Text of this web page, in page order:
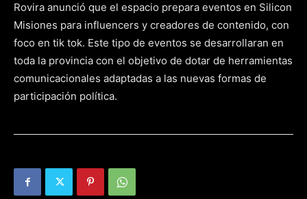
Rovira anunció que el espacio prepara eventos en Silicon
Misiones para influencers y creadores de contenido, con
foco en tik tok. Este tipo de eventos se desarrollaran en
toda la provincia con el objetivo de dotar de herramientas
comunicacionales adaptadas a las nuevas formas de
participación política.